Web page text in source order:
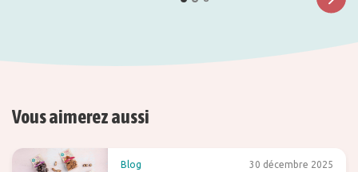
Vous aimerez aussi
Blog 30 décembre 2025